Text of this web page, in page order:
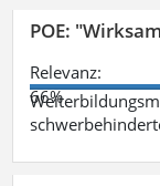
POE:
Relevanz:
66%